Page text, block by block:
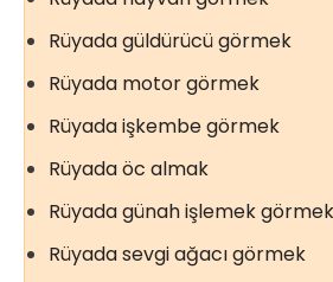
Rüyada güldürücü görmek
Rüyada motor görmek
Rüyada işkembe görmek
Rüyada öc almak
Rüyada günah işlemek görmek
Rüyada sevgi ağacı görmek